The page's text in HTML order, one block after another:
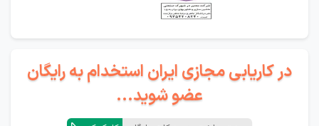
در کاریابی مجازی ایران استخدام به رایگان
عضو شوید...